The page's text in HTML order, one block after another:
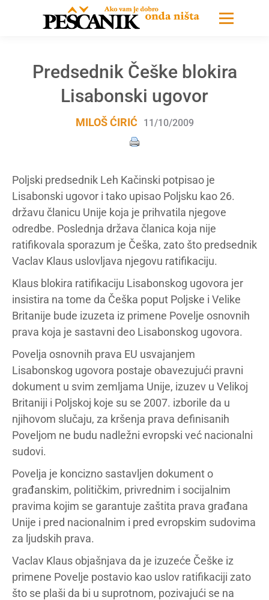
Predsednik Češke blokira
Lisabonski ugovor
MILOŠ ĆIRIĆ 11/10/2009
Poljski predsednik Leh Kačinski potpisao je
Lisabonski ugovor i tako upisao Poljsku kao 26.
državu članicu Unije koja je prihvatila njegove
odredbe. Poslednja država članica koja nije
ratifikovala sporazum je Češka, zato što predsednik
Vaclav Klaus uslovljava njegovu ratifikaciju.
Klaus blokira ratifikaciju Lisabonskog ugovora jer
insistira na tome da Češka poput Poljske i Velike
Britanije bude izuzeta iz primene Povelje osnovnih
prava koja je sastavni deo Lisabonskog ugovora.
Povelja osnovnih prava EU usvajanjem
Lisabonskog ugovora postaje obavezujući pravni
dokument u svim zemljama Unije, izuzev u Velikoj
Britaniji i Poljskoj koje su se 2007. izborile da u
njihovom slučaju, za kršenja prava definisanih
Poveljom ne budu nadležni evropski već nacionalni
sudovi.
Povelja je koncizno sastavljen dokument o
građanskim, političkim, privrednim i socijalnim
pravima kojim se garantuje zaštita prava građana
Unije i pred nacionalnim i pred evropskim sudovima
za ljudskih prava.
Vaclav Klaus objašnjava da je izuzeće Češke iz
primene Povelje postavio kao uslov ratifikaciji zato
što se plaši da bi u suprotnom, pozivajući se na